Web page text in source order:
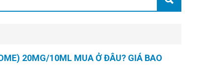
20MG/10ML MUA Ở ĐÂU? GIÁ BAO